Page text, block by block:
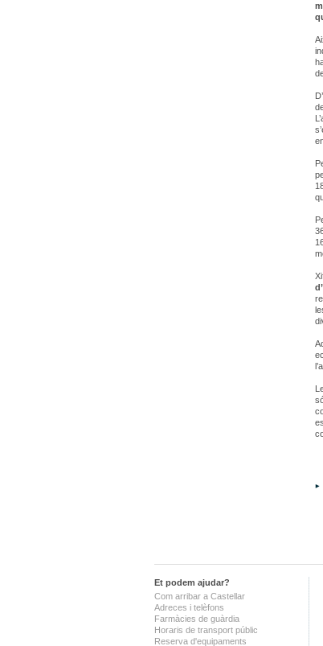
Et podem ajudar?
Com arribar a Castellar
Adreces i telèfons
Farmàcies de guàrdia
Horaris de transport públic
Reserva d'equipaments